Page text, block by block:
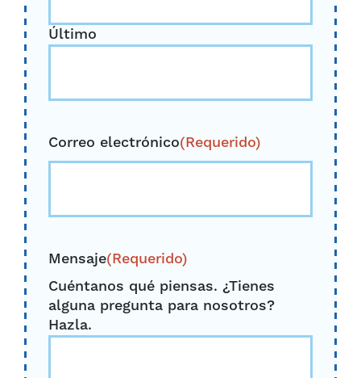
Último
Correo electrónico(Requerido)
Mensaje(Requerido)
Cuéntanos qué piensas. ¿Tienes
alguna pregunta para nosotros?
Hazla.